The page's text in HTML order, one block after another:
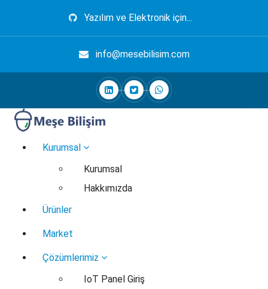
Yazılım ve Elektronik için...
info@mesebilisim.com
Elektronik, Yazılım, Otomasyon, Robotik
Kurumsal
Kurumsal
Hakkımızda
Ürünler
Market
Çözümlerimiz
IoT Panel Giriş